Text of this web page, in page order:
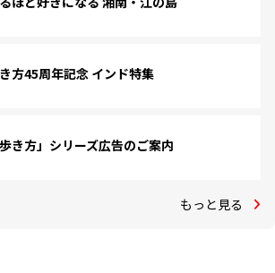
方45周年記念 インド特集
歩き方」シリーズ広告のご案内
もっと見る